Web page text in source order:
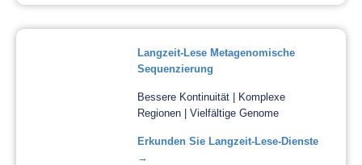
Langzeit-Lese Metagenomische
Sequenzierung
Bessere Kontinuität | Komplexe
Regionen | Vielfältige Genome
Erkunden Sie Langzeit-Lese-Dienste
→